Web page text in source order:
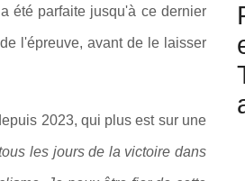
été parfaite jusqu'à ce dernier
l'épreuve, avant de le laisser
2023, qui plus est sur une
les jours de la victoire dans